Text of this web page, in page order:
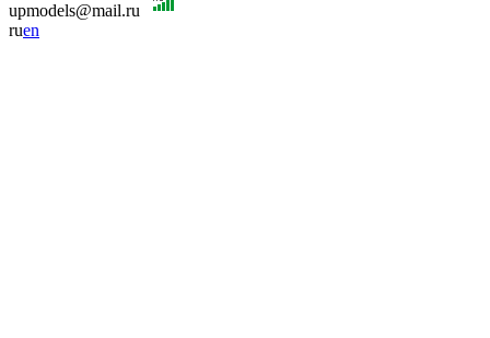
upmodels@mail.ru
ruen